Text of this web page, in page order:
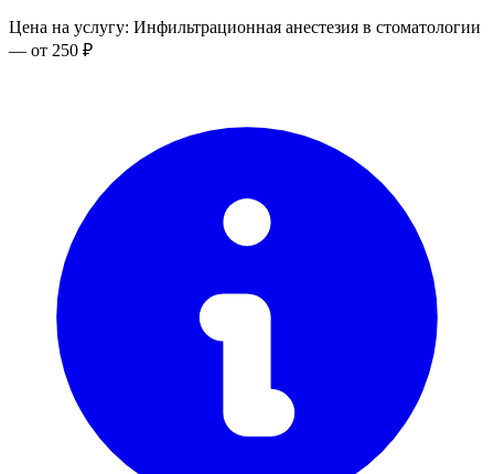
Цена на услугу: Инфильтрационная анестезия в стоматологии
— от 250 ₽